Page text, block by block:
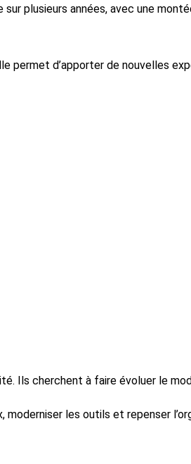
plusieurs années, avec une
permet d’apporter de nouvelles
Ils cherchent à faire évoluer le
les outils et repenser